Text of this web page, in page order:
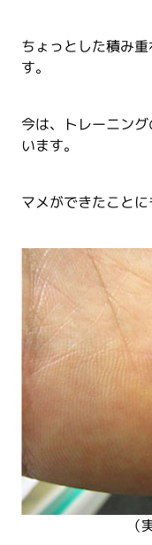
ちょっとした積み
す。
今は、トレーニン
います。
マメができたこと
（